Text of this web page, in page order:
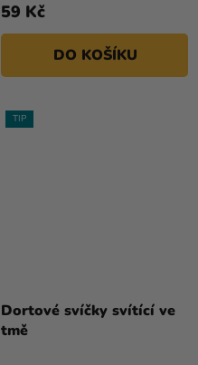
59 Kč
DO KOŠÍKU
TIP
Dortové svíčky svítící ve
tmě